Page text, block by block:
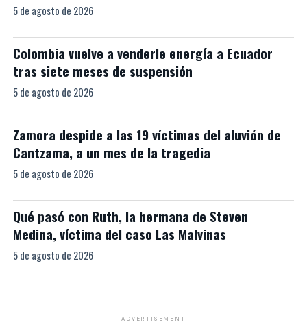
5 de agosto de 2026
Colombia vuelve a venderle energía a Ecuador
tras siete meses de suspensión
5 de agosto de 2026
Zamora despide a las 19 víctimas del aluvión de
Cantzama, a un mes de la tragedia
5 de agosto de 2026
Qué pasó con Ruth, la hermana de Steven
Medina, víctima del caso Las Malvinas
5 de agosto de 2026
ADVERTISEMENT